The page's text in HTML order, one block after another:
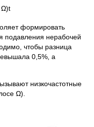
Ω)t
формировать
подавления нерабочей
чтобы разница
0,5%, а
низкочастотные
Ω).